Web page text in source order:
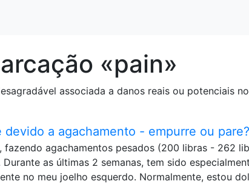
«pain»
associada a danos reais ou potenciais
a agachamento - empurre ou pare?
fazendo agachamentos pesados ​​(200 libras - 262
as últimas 2 semanas, tem sido
no meu joelho esquerdo. Normalmente, estou